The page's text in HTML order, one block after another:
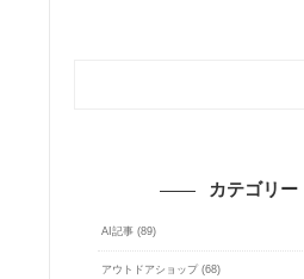
カテゴリー
AI記事 (89)
アウトドアショップ (68)